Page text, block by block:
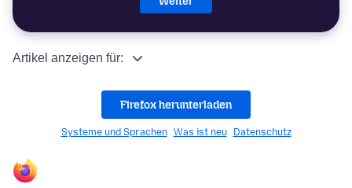
Artikel anzeigen für:
Firefox herunterladen
Systeme und Sprachen Was ist neu Datenschutz